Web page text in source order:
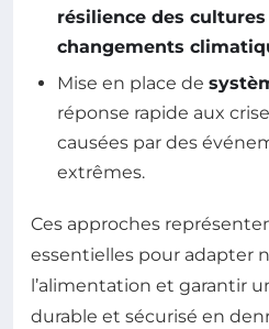
résilience des
changements
Mise en place de
réponse rapide aux
causées par des
extrêmes.
Ces approches
essentielles pour adapter
l’alimentation et garantir
durable et sécurisé en